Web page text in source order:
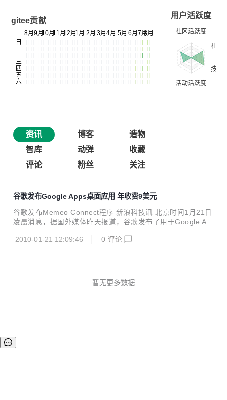
gitee贡献
用户活跃度
资讯 博客
造物
智库
动弹
收藏
评论
粉丝 关注
谷歌发布Google Apps桌面应用 年收费9美元
谷歌发布Memeo Connect程序 新浪科技讯 北京时间1月21日
凌晨消息，据国外媒体昨天报道，谷歌发布了用于Google Ap
文件与谷歌文档进行同步，这款应用程序可用于Mac和Windo
的，它要求用户拥有Google Apps Premier Edition账户才能
2010-01-21 12:09:46 0 评论
暂无更多数据